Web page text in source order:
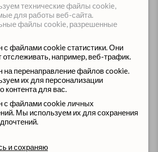
обучение водителя
Omandamisel Puudu
Ei
(добавьте новую строку для каждого
технические файлы cookie,
для работы веб-сайта.
файлы cookie, разрешенные
с файлами cookie статистики. Они
отслеживать, например, веб-трафик.
на перенаправление файлов cookie.
их для персонализации
контента для вас.
с файлами cookie личных
Мы используем их для сохранения
и сохраняю